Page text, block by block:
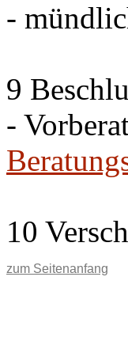
-
9
-
10
zum Seitenanfang